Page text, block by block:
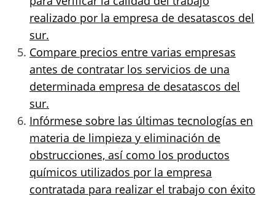
realizado por la empresa de desatascos del
sur.
Compare precios entre varias empresas
antes de contratar los servicios de una
determinada empresa de desatascos del
sur.
Infórmese sobre las últimas tecnologías en
materia de limpieza y eliminación de
obstrucciones, así como los productos
químicos utilizados por la empresa
contratada para realizar el trabajo con éxito